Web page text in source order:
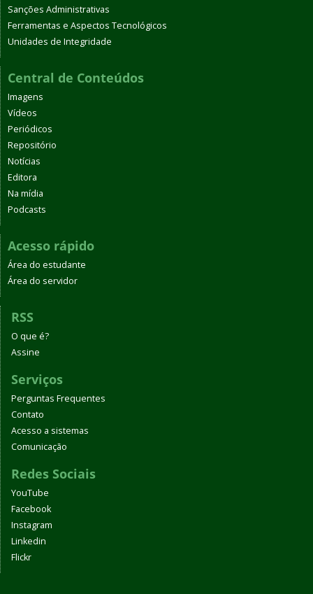
Sanções Administrativas
Ferramentas e Aspectos Tecnológicos
Unidades de Integridade
Central de Conteúdos
Imagens
Vídeos
Periódicos
Repositório
Notícias
Editora
Na mídia
Podcasts
Acesso rápido
Área do estudante
Área do servidor
RSS
O que é?
Assine
Serviços
Perguntas Frequentes
Contato
Acesso a sistemas
Comunicação
Redes Sociais
YouTube
Facebook
Instagram
Linkedin
Flickr